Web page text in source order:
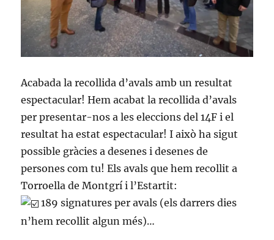
Acabada la recollida d’avals amb un resultat
espectacular! Hem acabat la recollida d’avals
per presentar-nos a les eleccions del 14F i el
resultat ha estat espectacular! I això ha sigut
possible gràcies a desenes i desenes de
persones com tu! Els avals que hem recollit a
Torroella de Montgrí i l’Estartit:
189 signatures per avals (els darrers dies
n’hem recollit algun més)…